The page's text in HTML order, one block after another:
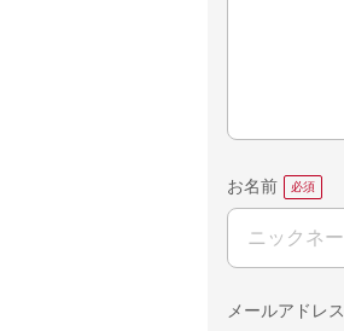
お名前
メールアドレス